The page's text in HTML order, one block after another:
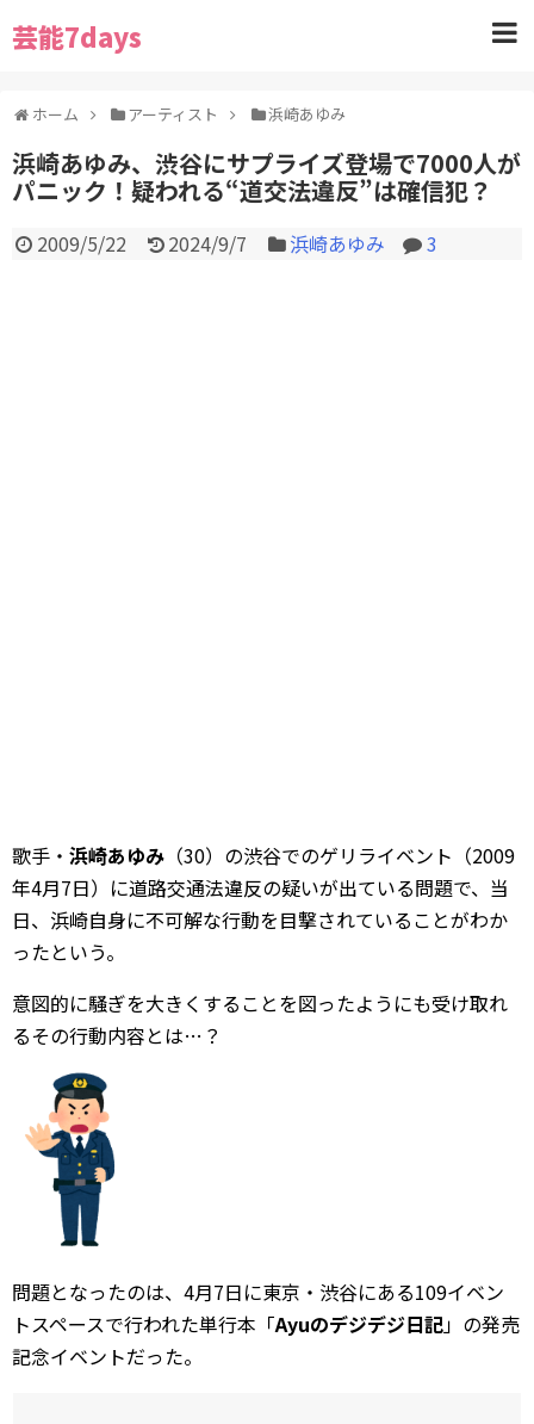
芸能7days
ホーム アーティスト 浜崎あゆみ
浜崎あゆみ、渋谷にサプライズ登場で7000人が
パニック！疑われる“道交法違反”は確信犯？
2009/5/22 2024/9/7 浜崎あゆみ 3
歌手・ 浜崎あゆみ （30）の渋谷でのゲリライベント（2009
年4月7日）に道路交通法違反の疑いが出ている問題で、当
日、浜崎自身に不可解な行動を目撃されていることがわか
ったという。
意図的に騒ぎを大きくすることを図ったようにも受け取れ
るその行動内容とは…？
問題となったのは、4月7日に東京・渋谷にある109イベン
トスペースで行われた単行本「Ayuのデジデジ日記」の発売
記念イベントだった。